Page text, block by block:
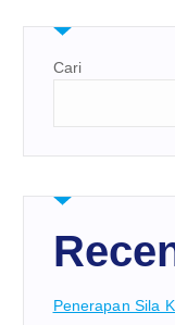
Cari
Penerapan Sila